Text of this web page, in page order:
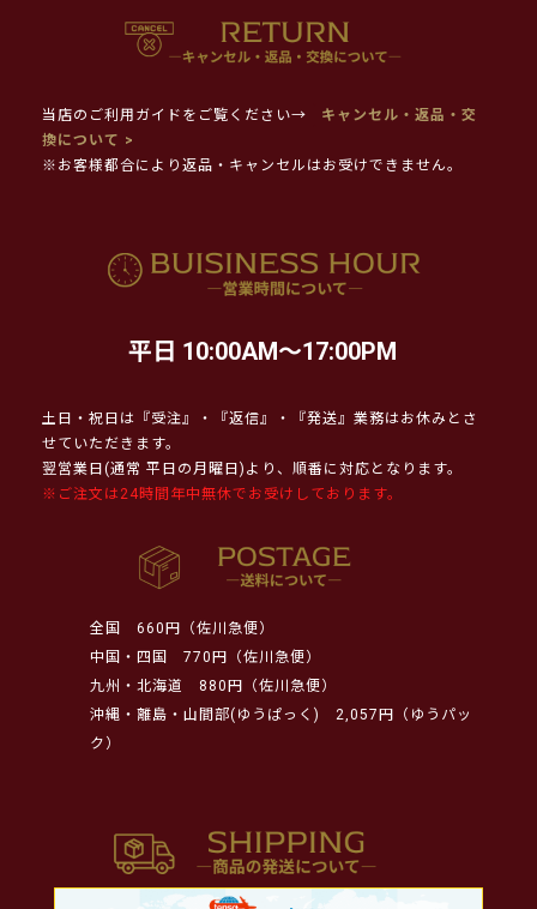
当店のご利用ガイドをご覧ください→
キャンセル・返品・交
換について >
※お客様都合により返品・キャンセルはお受けできません。
平日 10:00AM～17:00PM
土日・祝日は『受注』・『返信』・『発送』業務はお休みとさ
せていただきます。
翌営業日(通常 平日の月曜日)より、順番に対応となります。
※ご注文は24時間年中無休でお受けしております。
全国
660円（佐川急便）
中国・四国
770円（佐川急便）
九州・北海道
880円（佐川急便）
沖縄・離島・山間部(ゆうぱっく)
2,057円（ゆうパッ
ク）